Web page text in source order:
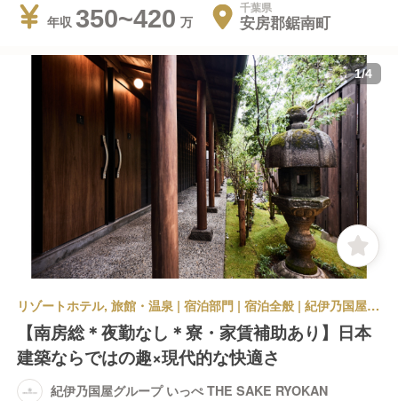
年収 350~420 千葉県
安房郡鋸南町
1/4
リゾートホテル, 旅館・温泉 | 宿泊部門 | 宿泊全般 | 紀伊乃国屋グループ いっぺ THE SAKE RYOKAN
【南房総＊夜勤なし＊寮・家賃補助あり】日本
建築ならではの趣×現代的な快適さ
紀伊乃国屋グループ いっぺ THE SAKE RYOKAN